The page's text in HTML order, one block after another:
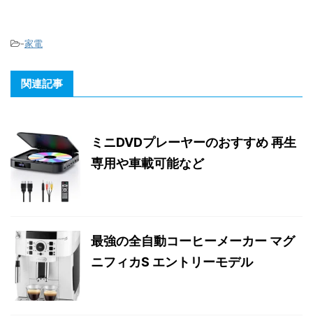
-家電
関連記事
ミニDVDプレーヤーのおすすめ 再生
専用や車載可能など
最強の全自動コーヒーメーカー マグ
ニフィカS エントリーモデル